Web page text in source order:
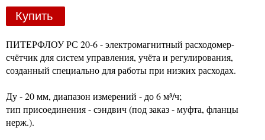
Купить
ПИТЕРФЛОУ РС 20-6 - электромагнитный расходомер-
счётчик для систем управления, учёта и регулирования,
созданный специально для работы при низких расходах.
Ду - 20 мм, диапазон измерений - до 6 м³/ч;
тип присоединения - сэндвич (под заказ - муфта, фланцы
нерж.).